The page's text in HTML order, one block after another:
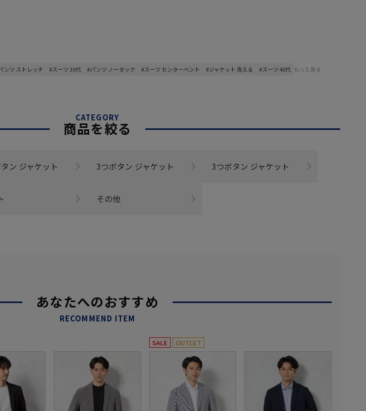
ンツ ストレッチ #スーツ 30代 #パンツ ノータック #スーツ センターベント #ジャケット 洗える #スーツ 40代 もっと見る
CATEGORY
商品を絞る
ン ジャケット 3つボタン ジャケット 3つボタン ジャケット
その他
あなたへのおすすめ
RECOMMEND ITEM
SALE OUTLET